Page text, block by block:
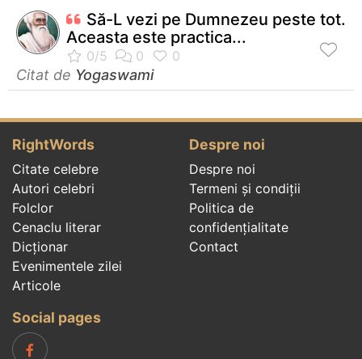
Să-L vezi pe Dumnezeu peste tot.
Aceasta este practica...
Citat de Yogaswami
RightWords
Citate celebre
Autori celebri
Folclor
Cenaclu literar
Dicționar
Evenimentele zilei
Articole
Despre noi
Despre noi
Termeni și condiții
Politica de
confidenţialitate
Contact
Social pages